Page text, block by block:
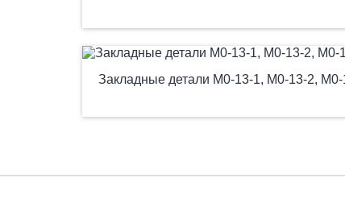
Закладные детали М0-13-1, М0-13-2,